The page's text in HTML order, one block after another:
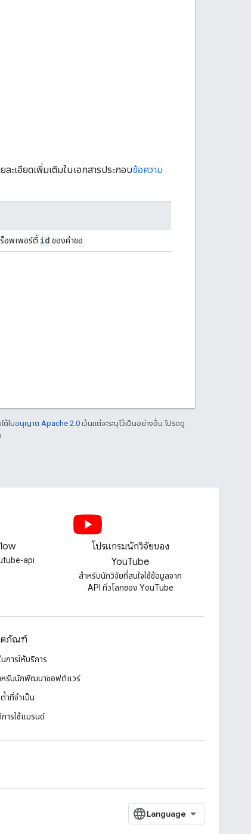
ะเอียดเพิ่มเติมในเอกสารประกอบข้อความ
อพเพอร์ตี้ id ของคําขอ
ต้ใบอนุญาต Apache 2.0 เว้นแต่จะระบุไว้เป็นอย่างอื่น โปรดดู
api
โปรแกรมนักวิจัยของ
YouTube
สําหรับนักวิจัยที่สนใจใช้ข้อมูลจาก
API ทั่วโลกของ YouTube
ตภัณฑ์
การให้บริการ
หรับนักพัฒนาซอฟต์แวร์
าที่จําเป็น
ารใช้แบรนด์